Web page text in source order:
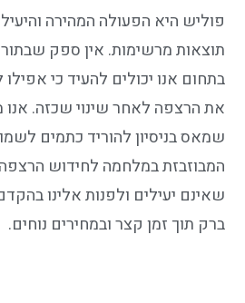
פוליש היא הפעולה המהירה
תוצאות מרשימות. אין ספק
בתחום אנו יכולים להעיד כי אפילו
את הרצפה לאחר שינוי שכזה. אנו
שמאס בניסיון להוריד כתמים
המבוזבזת במלחמה לחידוש הרצפה
שאינם יעילים ולפנות אלינו
ברק תוך זמן קצר ובמחירים נוחים.